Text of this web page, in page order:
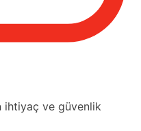
ihtiyaç ve güvenlik